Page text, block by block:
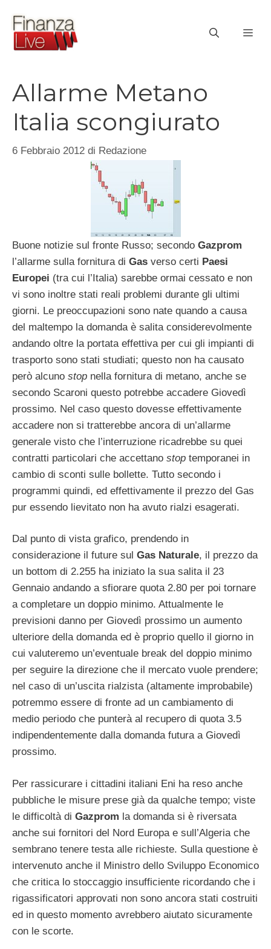
contenuto
Allarme Metano
Italia scongiurato
6 Febbraio 2012 di Redazione
Buone notizie sul fronte Russo; secondo Gazprom
l’allarme sulla fornitura di Gas verso certi Paesi
Europei (tra cui l’Italia) sarebbe ormai cessato e non
vi sono inoltre stati reali problemi durante gli ultimi
giorni. Le preoccupazioni sono nate quando a causa
del maltempo la domanda è salita considerevolmente
andando oltre la portata effettiva per cui gli impianti di
trasporto sono stati studiati; questo non ha causato
però alcuno stop nella fornitura di metano, anche se
secondo Scaroni questo potrebbe accadere Giovedì
prossimo. Nel caso questo dovesse effettivamente
accadere non si tratterebbe ancora di un’allarme
generale visto che l’interruzione ricadrebbe su quei
contratti particolari che accettano stop temporanei in
cambio di sconti sulle bollette. Tutto secondo i
programmi quindi, ed effettivamente il prezzo del Gas
pur essendo lievitato non ha avuto rialzi esagerati.
Dal punto di vista grafico, prendendo in
considerazione il future sul Gas Naturale, il prezzo da
un bottom di 2.255 ha iniziato la sua salita il 23
Gennaio andando a sfiorare quota 2.80 per poi tornare
a completare un doppio minimo. Attualmente le
previsioni danno per Giovedì prossimo un aumento
ulteriore della domanda ed è proprio quello il giorno in
cui valuteremo un’eventuale break del doppio minimo
per seguire la direzione che il mercato vuole prendere;
nel caso di un’uscita rialzista (altamente improbabile)
potremmo essere di fronte ad un cambiamento di
medio periodo che punterà al recupero di quota 3.5
indipendentemente dalla domanda futura a Giovedì
prossimo.
Per rassicurare i cittadini italiani Eni ha reso anche
pubbliche le misure prese già da qualche tempo; viste
le difficoltà di Gazprom la domanda si è riversata
anche sui fornitori del Nord Europa e sull’Algeria che
sembrano tenere testa alle richieste. Sulla questione è
intervenuto anche il Ministro dello Sviluppo Economico
che critica lo stoccaggio insufficiente ricordando che i
rigassificatori approvati non sono ancora stati costruiti
ed in questo momento avrebbero aiutato sicuramente
con le scorte.